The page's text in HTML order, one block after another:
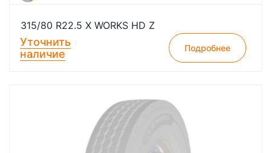
315/80 R22.5 X WORKS HD Z
Уточнить
наличие
Подробнее